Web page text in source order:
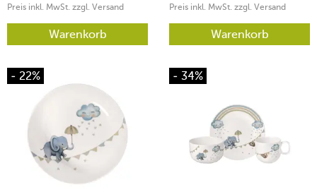
Preis inkl. MwSt. zzgl. Versand
Warenkorb
Preis inkl. MwSt. zzgl. Versand
Warenkorb
- 22% - 34%